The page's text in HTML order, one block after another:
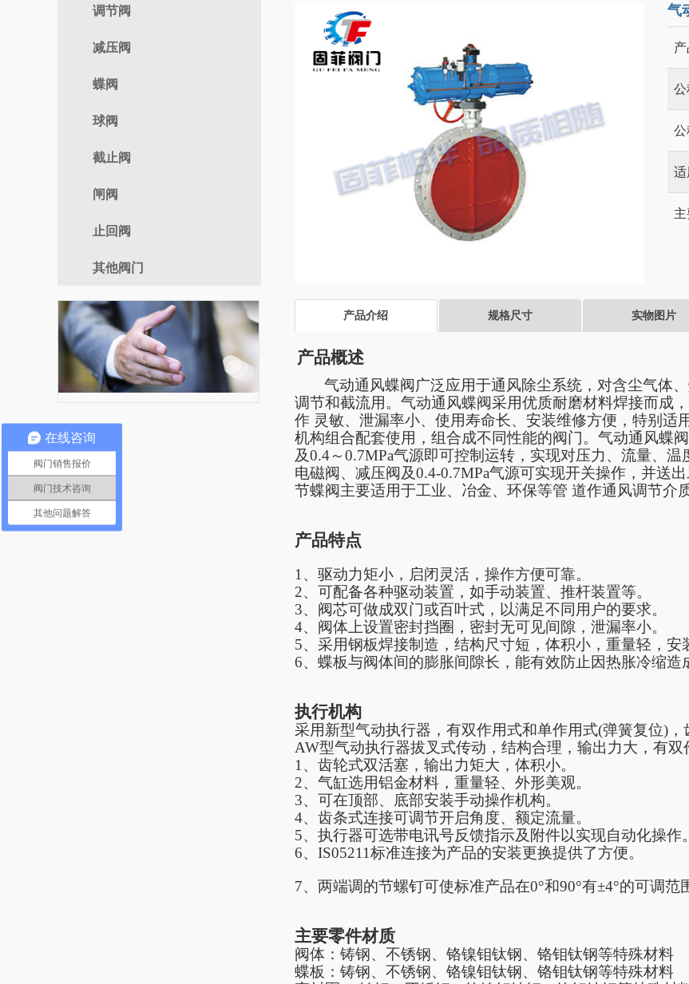
调节阀
电动调节阀
气动调节阀
减压阀
蝶阀
电动蝶阀
气动蝶阀
球阀
电动球阀
气动球阀
截止阀
电动截止阀
气动截止阀
闸阀
电动闸阀
气动闸阀
止回阀
其他阀门
气
产
公
公
适
主
产品介绍 规格尺寸 实物图片
产品概述
气动通风蝶阀广泛应用于通风除尘系统，对含尘气体
调节和截流用。气动通风蝶阀采用优质耐磨材料焊接而成
作 灵敏、泄漏率小、使用寿命长、安装维修方便，特别适
机构组合配套使用，组合成不同性能的阀门。气动通风蝶
及0.4～0.7MPa气源即可控制运转，实现对压力、流量、
电磁阀、减压阀及0.4-0.7MPa气源可实现开关操作，并送
节蝶阀主要适用于工业、冶金、环保等管 道作通风调节介
产品特点
1、驱动力矩小，启闭灵活，操作方便可靠。
2、可配备各种驱动装置，如手动装置、推杆装置等。
3、阀芯可做成双门或百叶式，以满足不同用户的要求。
4、阀体上设置密封挡圈，密封无可见间隙，泄漏率小。
5、采用钢板焊接制造，结构尺寸短，体积小，重量轻，安
6、蝶板与阀体间的膨胀间隙长，能有效防止因热胀冷缩造
执行机构
采用新型气动执行器，有双作用式和单作用式(弹簧复位)，
AW型气动执行器拔叉式传动，结构合理，输出力大，有双
1、齿轮式双活塞，输出力矩大，体积小。
2、气缸选用铝金材料，重量轻、外形美观。
3、可在顶部、底部安装手动操作机构。
4、齿条式连接可调节开启角度、额定流量。
5、执行器可选带电讯号反馈指示及附件以实现自动化操作。
6、IS05211标准连接为产品的安装更换提供了方便。
7、两端调的节螺钉可使标准产品在0°和90°有±4°的可调范
主要零件材质
阀体：铸钢、不锈钢、铬镍钼钛钢、铬钼钛钢等特殊材料
蝶板：铸钢、不锈钢、铬镍钼钛钢、铬钼钛钢等特殊材料
在线咨询
阀门销售报价
阀门技术咨询
其他问题解答